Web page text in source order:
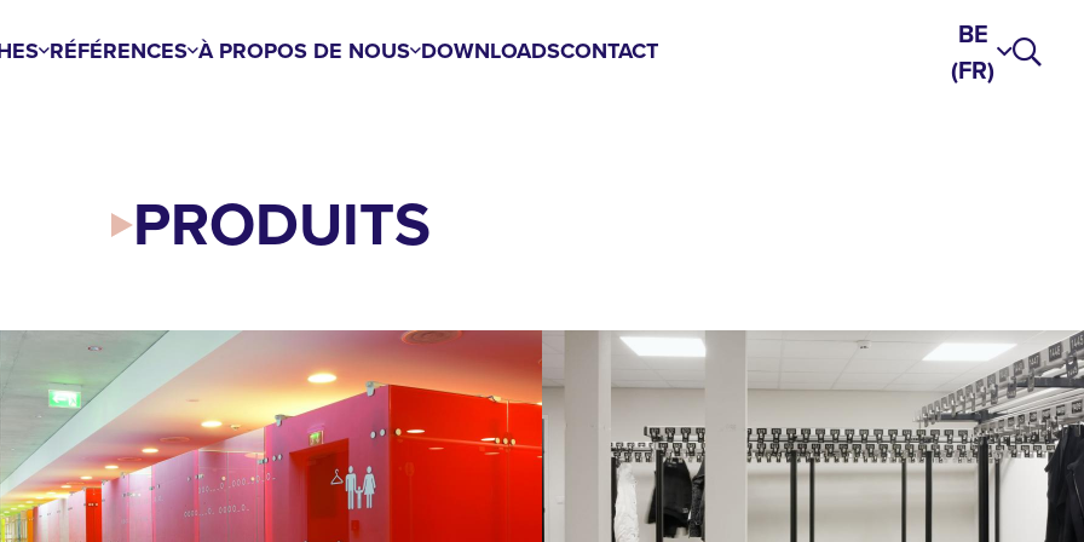
RÉFÉRENCES À PROPOS DE NOUS DOWNLOADSCONTACT
BE
(FR)
PRODUITS